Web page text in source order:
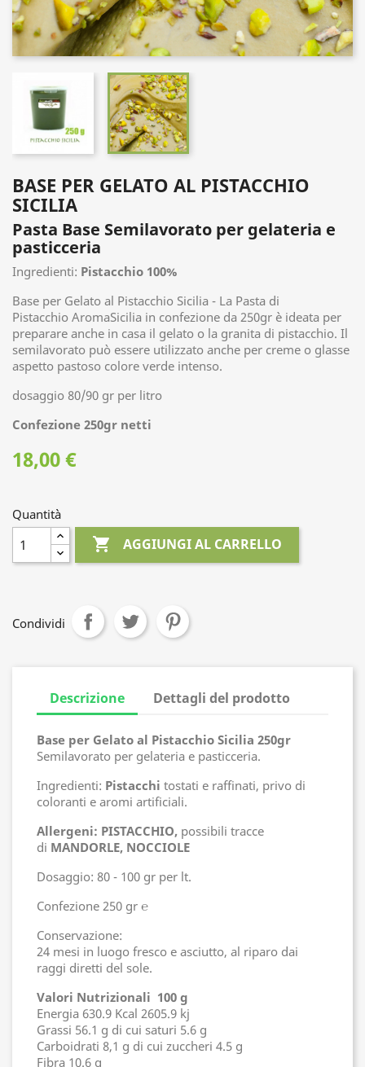
BASE PER GELATO AL PISTACCHIO
SICILIA
Pasta Base Semilavorato per gelateria e
pasticceria
Ingredienti: Pistacchio 100%
Base per Gelato al Pistacchio Sicilia - La Pasta di
Pistacchio AromaSicilia in confezione da 250gr è ideata per
preparare anche in casa il gelato o la granita di pistacchio. Il
semilavorato può essere utilizzato anche per creme o glasse
aspetto pastoso colore verde intenso.
dosaggio 80/90 gr per litro
Confezione 250gr netti
18,00 €
Quantità
 AGGIUNGI AL CARRELLO
Condividi
Descrizione Dettagli del prodotto
Base per Gelato al Pistacchio Sicilia 250gr
Semilavorato per gelateria e pasticceria.
Ingredienti: Pistacchi tostati e raffinati, privo di
coloranti e aromi artificiali.
Allergeni: PISTACCHIO, possibili tracce
di MANDORLE, NOCCIOLE
Dosaggio: 80 - 100 gr per lt.
Confezione 250 gr ℮
Conservazione:
24 mesi in luogo fresco e asciutto, al riparo dai
raggi diretti del sole.
Valori Nutrizionali 100 g
Energia 630.9 Kcal 2605.9 kj
Grassi 56.1 g di cui saturi 5.6 g
Carboidrati 8,1 g di cui zuccheri 4.5 g
Fibra 10.6 g